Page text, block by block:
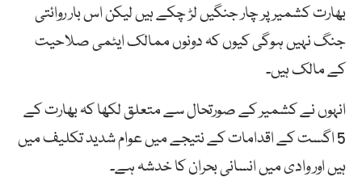
بھارت کشمیر پر چار جنگیں لڑ چکے ہیں لیکن اس بار روائتی
جنگ نہیں ہوگی کیوں کہ دونوں ممالک ایٹمی صلاحیت
کے مالک ہیں۔
انہوں نے کشمیر کے صورتحال سے متعلق لکھا کہ بھارت کے
5 اگست کے اقدامات کے نتیجے میں عوام شدید تکلیف میں
ہیں اور وادی میں انسانی بحران کا خدشہ ہے۔